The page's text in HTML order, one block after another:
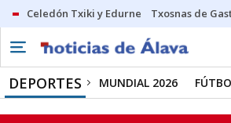
Celedón Txiki y Edurne Txosnas de
DEPORTES MUNDIAL 2026